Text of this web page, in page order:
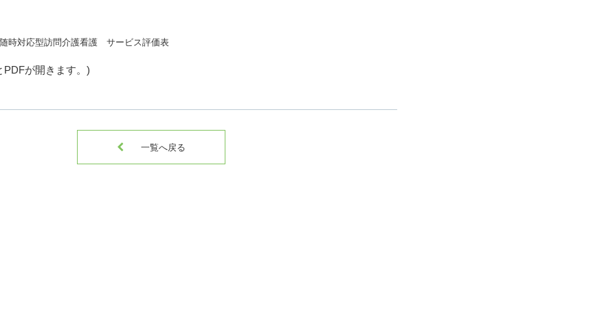
時対応型訪問介護看護 サービス評価表
が開きます。 )
 一覧へ戻る